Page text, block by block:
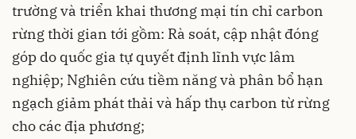
trường và triển khai thương mại tín chỉ carbon
rừng thời gian tới gồm: Rà soát, cập nhật đóng
góp do quốc gia tự quyết định lĩnh vực lâm
nghiệp; Nghiên cứu tiềm năng và phân bổ hạn
ngạch giảm phát thải và hấp thụ carbon từ rừng
cho các địa phương;